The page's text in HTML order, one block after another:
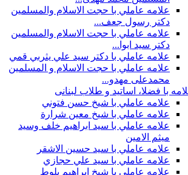
علامه عاملي با حجت الاسلام والمسلمين
دکتر رسول جعف...
علامه عاملي با حجت الاسلام والمسلمين
دکتر سید ابوا...
علامه عاملي با دكتر سيد علي يثربي قمي
علامه عاملي با حجت الاسلام و المسلمین
محمدعلی مهدو...
با فضلا، اساتید و طلاب لبنانی
علامه عاملي با شيخ حسن فتوني
علامه عاملي با شيخ معين شرارة
علامه عاملي با سید ابراهیم خلف وسید
میثم الامين
علامه عاملي با سيد حسين الاشقر
علامه عاملي با سيد علي حجازي
علامه عاملي با شيخ ابراهيم بلوط